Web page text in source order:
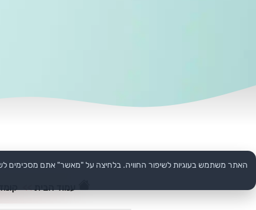
עמוד הבית >>
האתר משתמש בעוגיות לשיפור החוויה. בלחיצה על "מאשר" אתם מסכימים